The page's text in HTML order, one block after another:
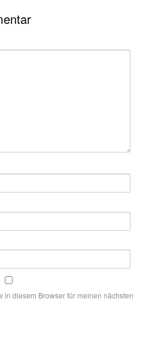
in diesem Browser für meinen nächsten